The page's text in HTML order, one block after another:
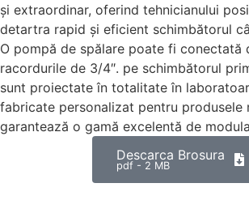
și extraordinar, oferind tehnicianului
detartra rapid și eficient schimbătorul
O pompă de spălare poate fi conectată
racordurile de 3/4″. pe schimbătorul
sunt proiectate în totalitate în
fabricate personalizat pentru produsele
garantează o gamă excelentă de
Descarca Brosura
pdf - 2 MB